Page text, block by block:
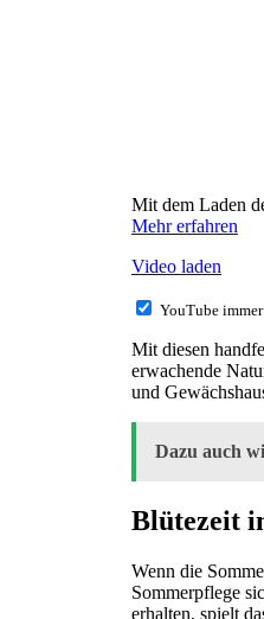
Mit dem Laden
Mehr erfahren
Video laden
YouTube
Mit diesen
erwachende
und
Dazu auch
Blütezeit
Wenn die
Sommerpflege
erhalten, spielt